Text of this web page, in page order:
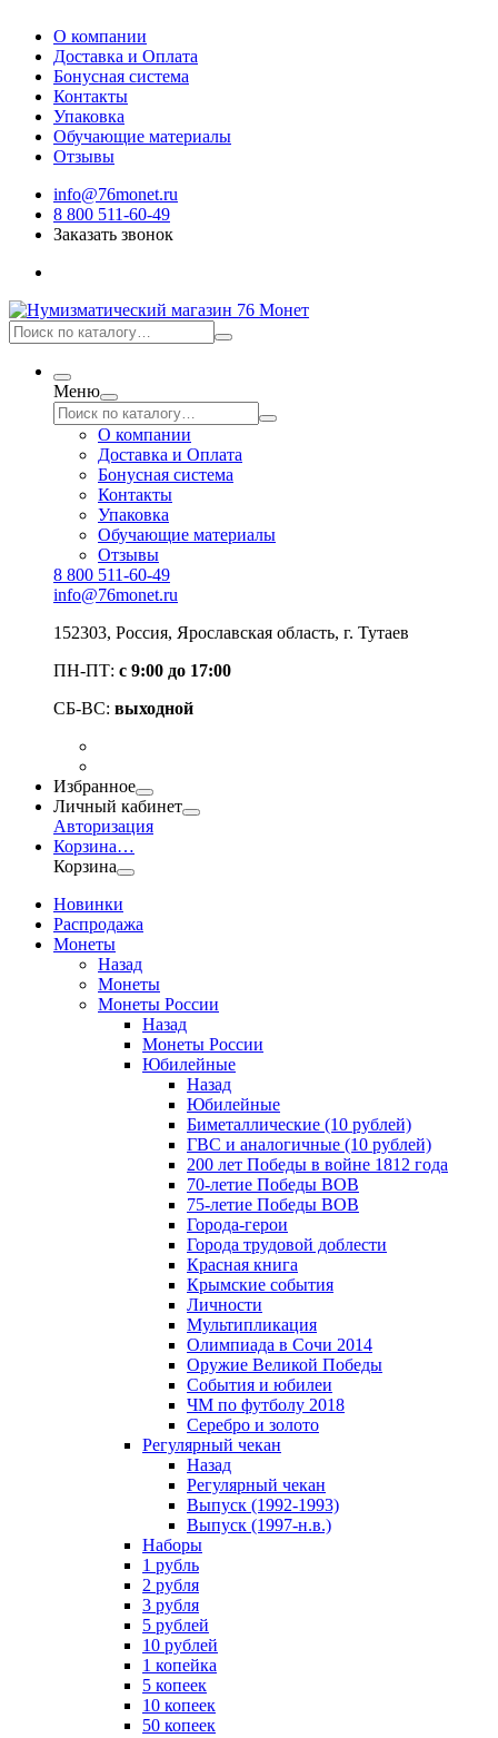
О компании
Доставка и Оплата
Бонусная система
Контакты
Упаковка
Обучающие материалы
Отзывы
info@76monet.ru
8 800 511-60-49
Заказать звонок
Меню
О компании
Доставка и Оплата
Бонусная система
Контакты
Упаковка
Обучающие материалы
Отзывы
8 800 511-60-49
info@76monet.ru
152303, Россия, Ярославская область, г. Тутаев
ПН-ПТ: с 9:00 до 17:00
СБ-ВС: выходной
Избранное
Личный кабинет
Авторизация
Корзина…
Корзина
Новинки
Распродажа
Монеты
Назад
Монеты
Монеты России
Назад
Монеты России
Юбилейные
Назад
Юбилейные
Биметаллические (10 рублей)
ГВС и аналогичные (10 рублей)
200 лет Победы в войне 1812 года
70-летие Победы ВОВ
75-летие Победы ВОВ
Города-герои
Города трудовой доблести
Красная книга
Крымские события
Личности
Мультипликация
Олимпиада в Сочи 2014
Оружие Великой Победы
События и юбилеи
ЧМ по футболу 2018
Серебро и золото
Регулярный чекан
Назад
Регулярный чекан
Выпуск (1992-1993)
Выпуск (1997-н.в.)
Наборы
1 рубль
2 рубля
3 рубля
5 рублей
10 рублей
1 копейка
5 копеек
10 копеек
50 копеек